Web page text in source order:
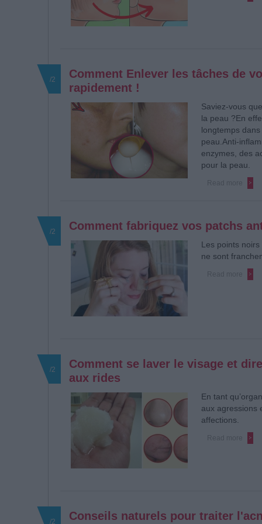
Comment Enlever les tâches de
rapidement !
/2
Saviez-vous
la peau ?En
longtemps
peau. Anti-
enzymes, des
pour la peau.
Comment fabriquez vos patchs
/2
Les points
ne sont
Comment se laver le visage et
aux rides
/2
En tant
aux agressions
affections.
Conseils naturels pour traiter
/2